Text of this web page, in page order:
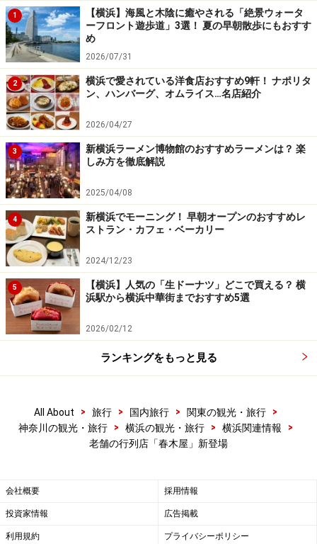
ミニラーメン 550円
ミニワンタンメン 700円
ミニチャーシューメン 800円
味付玉子 100円
など
※この記事は2004年1月の情報です。
新横浜ラーメン博物館
・所在地：横浜市港北区新横浜2-14-21
・営業時間：11:00～23:00（土日祝10:30～23:00）入場
22:00まで、L.O.22:05
・定休日：年末年始(12月30日～1月2日)、展示替えなど
の臨時休業あり
・交通・アクセス： JR新横浜駅より徒歩5分、横浜市営
地下鉄8番出口より徒歩1分
・地図：Yahoo!地図情報
・TEL：045-471-0503
All Aboutラーメンガイドサイト
※記事内容は執筆時点のものです。最新の内容をご確認くださ
1
【横浜】海風と木陰に癒やされる「絶景ウォータ
ーフロント遊歩道」3選！ 夏の早朝散歩にもおすす
め
2026/07/31
2
横浜で愛されている洋食店おすすめ9軒！ ナポリタ
ン、ハンバーグ、オムライス…名店紹介
2026/04/27
3
新横浜ラーメン博物館のおすすめラーメンは？ 楽
しみ方を徹底解説
2025/04/08
4
新横浜でモーニング！ 早朝オープンのおすすめレ
ストラン・カフェ・ベーカリー
2024/12/23
5
【横浜】人気の「生ドーナツ」どこで買える？ 横
浜駅から横浜中華街までおすすめ5選
2026/02/12
ランキングをもっと見る
All About > 旅行 > 国内旅行 > 関東の観光・旅行
>
神奈川の観光・旅行
> 横浜の観光・旅行 > 横浜関連情報
>
老舗の行列店「春木屋」新登場
会社概要 採用情報
投資家情報 広告掲載
利用規約 プライバシーポリシー